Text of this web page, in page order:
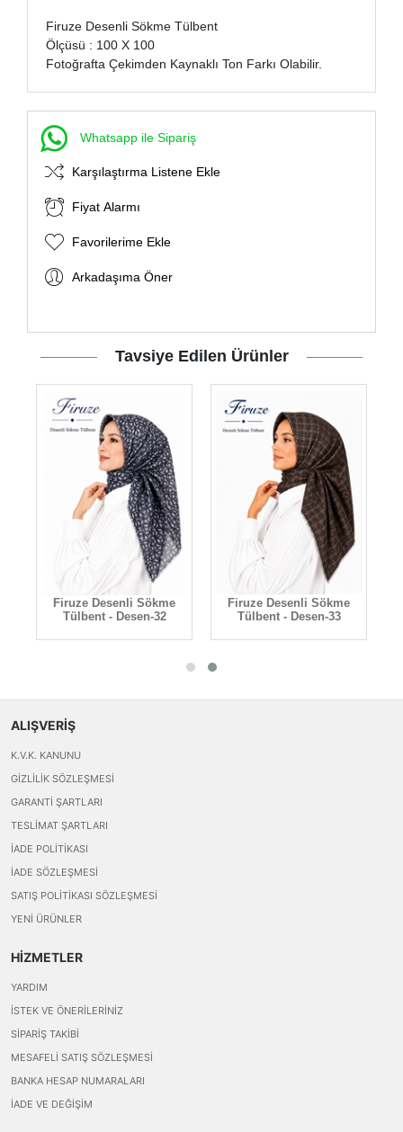
Firuze Desenli Sökme Tülbent
Ölçüsü : 100 X 100
Fotoğrafta Çekimden Kaynaklı Ton Farkı Olabilir.
Whatsapp ile Sipariş
Karşılaştırma Listene Ekle
Fiyat Alarmı
Favorilerime Ekle
Arkadaşıma Öner
Tavsiye Edilen Ürünler
Firuze Desenli Sökme
Tülbent - Desen-32
Firuze Desenli Sökme
Tülbent - Desen-33
ALIŞVERİŞ
K.V.K. KANUNU
GIZLILIK SÖZLEŞMESI
GARANTI ŞARTLARI
TESLIMAT ŞARTLARI
İADE POLITIKASI
İADE SÖZLEŞMESI
SATIŞ POLITIKASI SÖZLEŞMESI
YENI ÜRÜNLER
HİZMETLER
YARDIM
İSTEK VE ÖNERILERINIZ
SIPARIŞ TAKIBI
MESAFELI SATIŞ SÖZLEŞMESI
BANKA HESAP NUMARALARI
İADE VE DEĞIŞIM